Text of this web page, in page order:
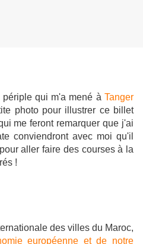
qui m'a mené à Tanger
photo pour illustrer ce billet
me feront remarquer que j'ai
conviendront avec moi qu'il
aller faire des courses à la
!
des villes du Maroc,
européenne et de notre